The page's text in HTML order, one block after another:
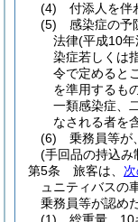
(4)
付添人を伴
(5)
感染症の予
法律(平成10
染症若しくは
令で定めると
を準用するも
一類感染症、
なされる者を
(6)
乗務員等が
(手回品の持込み
第5条
旅客は、
ュニティバスの
乗務員等が認め